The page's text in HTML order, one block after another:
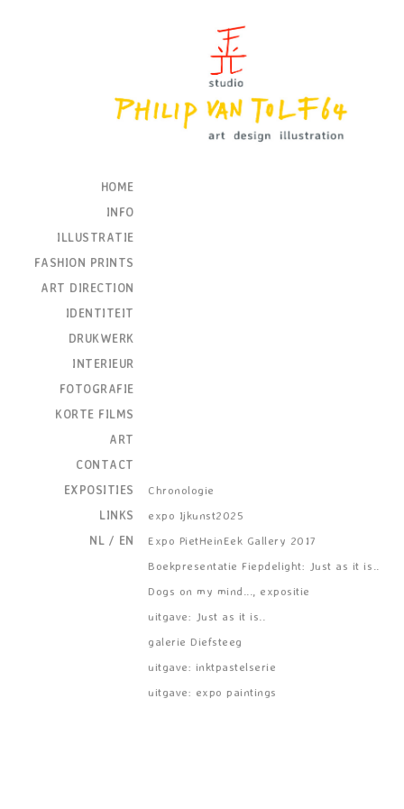
HOME
INFO
ILLUSTRATIE
FASHION PRINTS
ART DIRECTION
IDENTITEIT
DRUKWERK
INTERIEUR
FOTOGRAFIE
KORTE FILMS
ART
CONTACT
EXPOSITIES
LINKS
NL / EN
Chronologie
expo Ijkunst2025
Expo PietHeinEek Gallery 2017
Boekpresentatie Fiepdelight: Just as it is..
Dogs on my mind..., expositie
uitgave: Just as it is..
galerie Diefsteeg
uitgave: inktpastelserie
uitgave: expo paintings